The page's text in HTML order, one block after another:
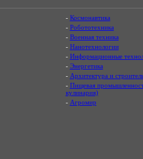
- Космонавтика
- Робототехника
- Военная техника
- Нанотехнологии
- Информационные
- Энергетика
- Архитектура и
- Пищевая
кулинария)
- Агромир